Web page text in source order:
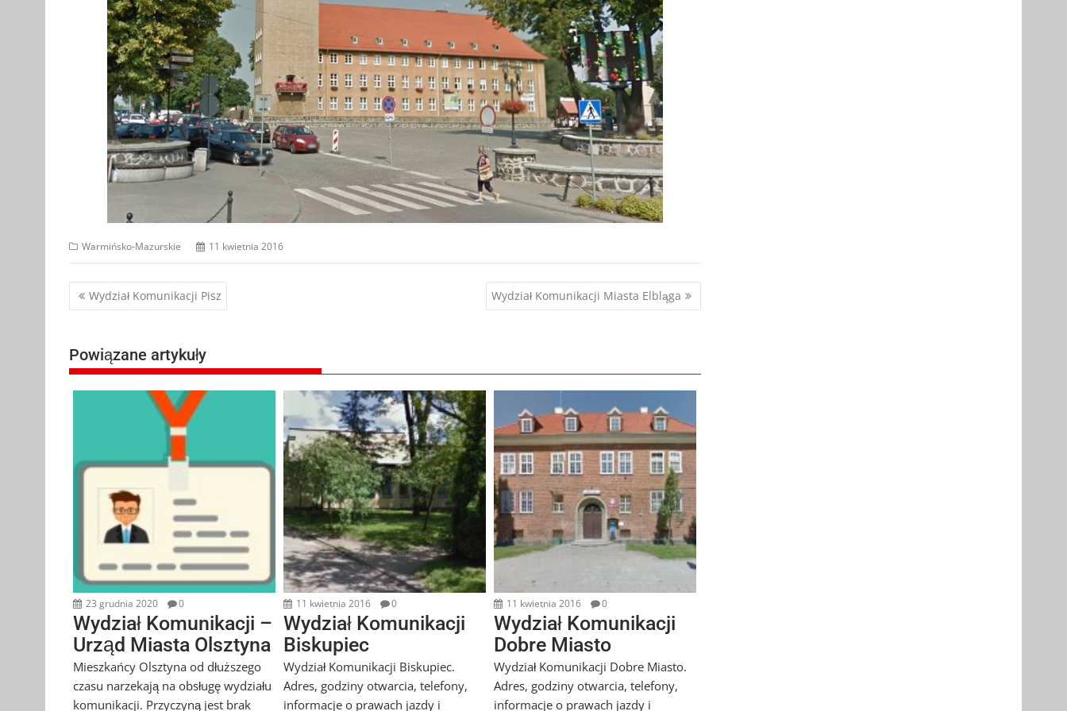
Warmińsko-Mazurskie 11 kwietnia 2016
Nawigacja
Wydział Komunikacji Pisz Wydział Komunikacji Miasta Elbląga
Powiązane artykuły
23 grudnia 2020 0
Wydział Komunikacji –
Urząd Miasta Olsztyna
Mieszkańcy Olsztyna od dłuższego
czasu narzekają na obsługę wydziału
komunikacji. Przyczyną jest brak
11 kwietnia 2016 0
Wydział Komunikacji
Biskupiec
Wydział Komunikacji Biskupiec.
Adres, godziny otwarcia, telefony,
informacje o prawach jazdy i
11 kwietnia 2016 0
Wydział Komunikacji
Dobre Miasto
Wydział Komunikacji Dobre Miasto.
Adres, godziny otwarcia, telefony,
informacje o prawach jazdy i